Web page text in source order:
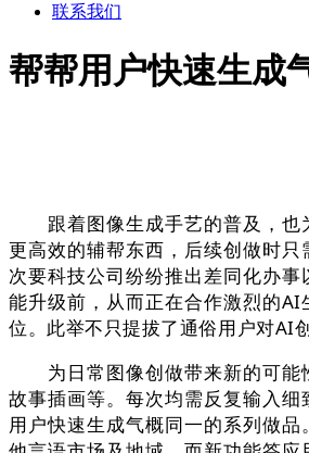
联系我们
帮帮用户快速生成
跟着图像生成手艺的普及，也
更高效的辅帮东西，后续创做时只
次要科技公司纷纷推出差同化办事
能升级前，从而正在合作激烈的AI
位。此举不只提拔了通俗用户对AI
为日常图像创做带来新的可能
故事插画等。每次均需反复输入
用户快速生成气概同一的系列做